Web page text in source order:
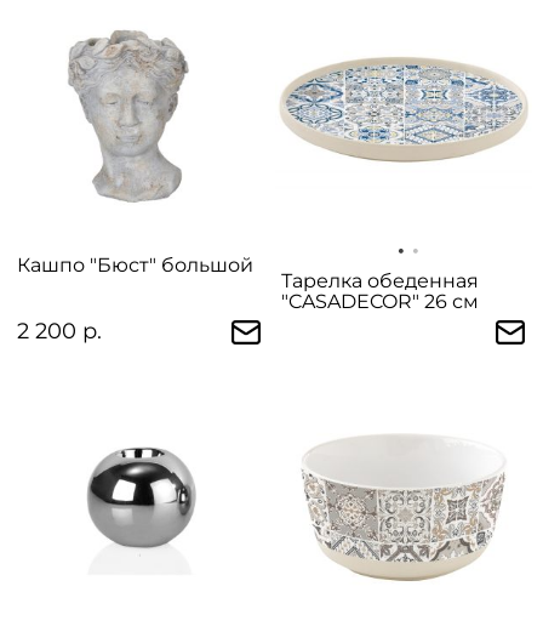
Кашпо "Бюст" большой
2 200 р.
Тарелка обеденная
"CASADECOR" 26 см